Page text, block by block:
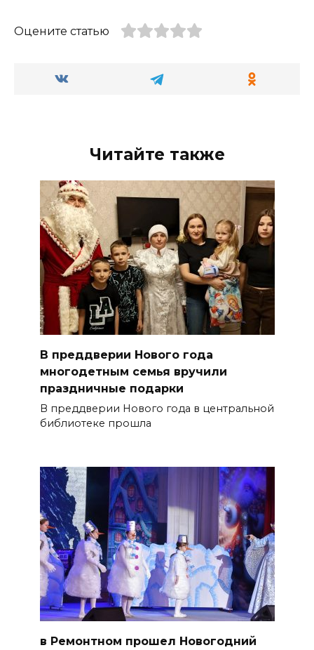
Оцените статью
Читайте также
В преддверии Нового года
многодетным семья вручили
праздничные подарки
В преддверии Нового года в центральной
библиотеке прошла
в Ремонтном прошел Новогодний